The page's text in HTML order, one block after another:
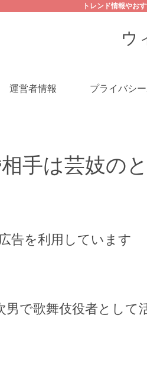
ウ
トレンド情報やお
運営者情報 プライバシ
手は芸妓の
告を利用しています
で歌舞伎役者として